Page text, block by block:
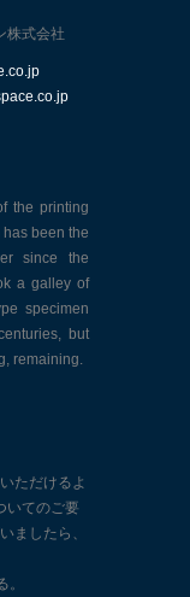
株式会社
the printing
been the
since the
a galley of
specimen
but
remaining.
ただけるよ
いてのご要
ましたら、